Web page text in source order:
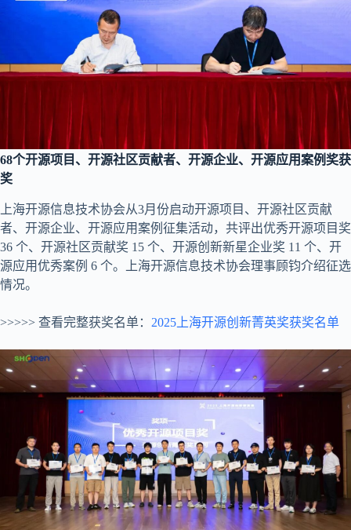
68个开源项目、开源社区贡献者、开源企业、开源应用案例奖获
奖
上海开源信息技术协会从3月份启动开源项目、开源社区贡献
者、开源企业、开源应用案例征集活动，共评出优秀开源项目奖
36 个、开源社区贡献奖 15 个、开源创新新星企业奖 11 个、开
源应用优秀案例 6 个。上海开源信息技术协会理事顾钧介绍征选
情况。
>>>>> 查看完整获奖名单： 2025上海开源创新菁英奖获奖名单